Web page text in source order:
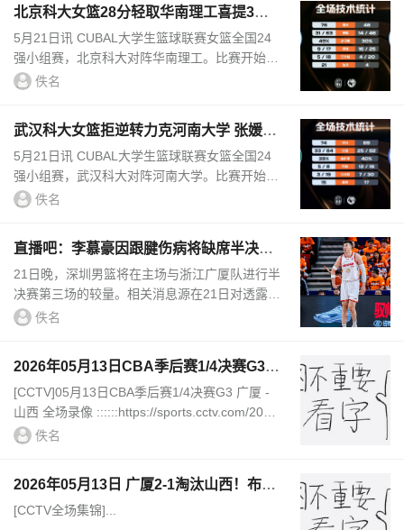
北京科大女篮28分轻取华南理工喜提3连
胜 魏亚秋14分8板6帽
5月21日讯 CUBAL大学生篮球联赛女篮全国24
强小组赛，北京科大对阵华南理工。比赛开始，
宋芃静抢断反击助攻李琛芸上篮为北京科大拿到
佚名
武汉科大女篮拒逆转力克河南大学 张媛媛
16+14板 刘思雅25+8+4断
5月21日讯 CUBAL大学生篮球联赛女篮全国24
强小组赛，武汉科大对阵河南大学。比赛开始，
武汉科大上来连续造杀伤打出6-2开局，郑梓含
佚名
直播吧：李慕豪因跟腱伤病将缺席半决赛
G3
21日晚，深圳男篮将在主场与浙江广厦队进行半
决赛第三场的较量。相关消息源在21日对透露，
此前受伤的深圳男篮中锋李慕豪，由于跟腱伤
佚名
2026年05月13日CBA季后赛1/4决赛G3
广厦 - 山西 全场录像
[CCTV]05月13日CBA季后赛1/4决赛G3 广厦 -
山西 全场录像 ::::::https://sports.cctv.com/2026/
05/13/VIDE2YPKekKPQ6c81aqxxyST260513.s
佚名
2026年05月13日 广厦2-1淘汰山西！布朗
32分 胡金秋伤退 孙铭徽时隔93天复出
[CCTV全场集锦]...